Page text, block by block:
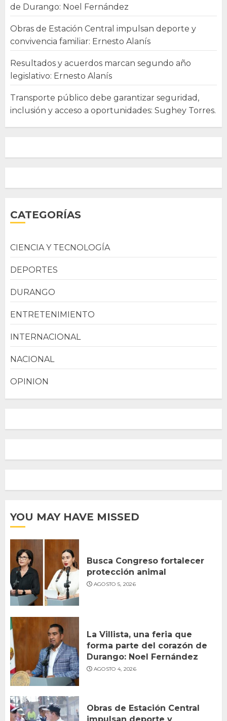
de Durango: Noel Fernández
Obras de Estación Central impulsan deporte y
convivencia familiar: Ernesto Alanís
Resultados y acuerdos marcan segundo año
legislativo: Ernesto Alanís
Transporte público debe garantizar seguridad,
inclusión y acceso a oportunidades: Sughey Torres.
CATEGORÍAS
CIENCIA Y TECNOLOGÍA
DEPORTES
DURANGO
ENTRETENIMIENTO
INTERNACIONAL
NACIONAL
OPINION
YOU MAY HAVE MISSED
Busca Congreso fortalecer
protección animal
AGOSTO 5, 2026
La Villista, una feria que
forma parte del corazón de
Durango: Noel Fernández
AGOSTO 4, 2026
Obras de Estación Central